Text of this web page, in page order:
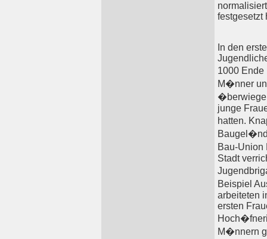
festgesetzt
In den
1000
M�nner
junge
hatten.
Bau-Union
Stadt
Beispiel
arbeiteten
ersten
M�nnern